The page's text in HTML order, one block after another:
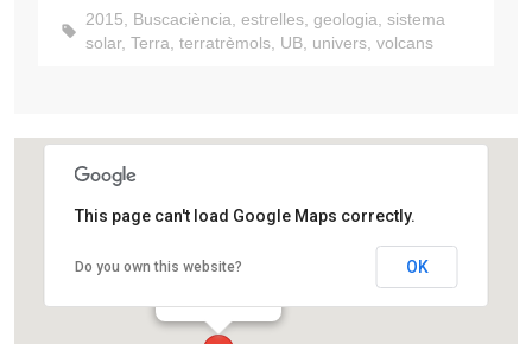
2015, Buscaciència, estrelles, geologia, sistema
solar, Terra, terratrèmols, UB, univers, volcans
Llibreria Alibri
Carrer Balmes, 26
This page can't load Google Maps correctly.
Do you own this website? OK